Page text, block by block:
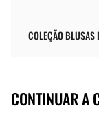
COLEÇÃO
CONTINUAR A